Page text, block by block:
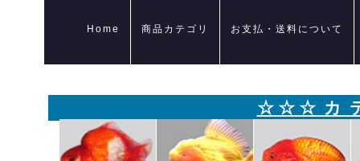
Home 商品カテゴリ お支払・送料について
☆ ☆ ☆ カ